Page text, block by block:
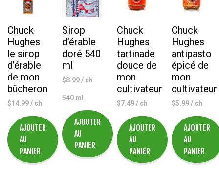
Chuck
Hughes
le sirop
d’érable
de mon
bûcheron
$14.99/ ch
AJOUTER
AU
PANIER
Sirop
d’érable
doré 540
ml
$8.99/ ch
540 ml
AJOUTER
AU
PANIER
Chuck
Hughes
tartinade
douce de
mon
cultivateur
$7.49/ ch
AJOUTER
AU
PANIER
Chuck
Hughes
antipasto
épicé de
mon
cultivateur
$5.99/ ch
AJOUTER
AU
PANIER